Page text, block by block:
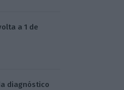
a 1 de
diagnóstico